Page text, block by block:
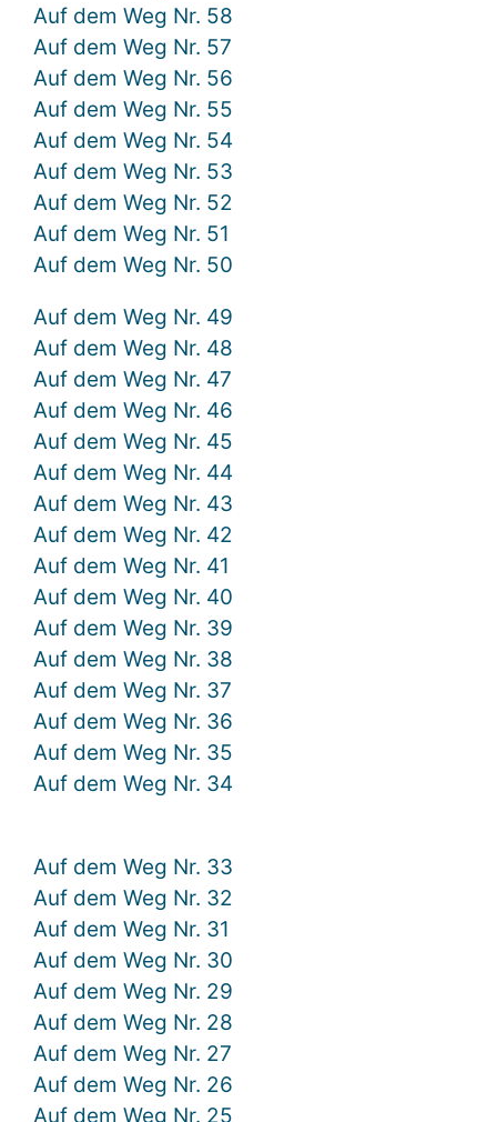
Auf dem Weg Nr. 58
Auf dem Weg Nr. 57
Auf dem Weg Nr. 56
Auf dem Weg Nr. 55
Auf dem Weg Nr. 54
Auf dem Weg Nr. 53
Auf dem Weg Nr. 52
Auf dem Weg Nr. 51
Auf dem Weg Nr. 50
Auf dem Weg Nr. 49
Auf dem Weg Nr. 48
Auf dem Weg Nr. 47
Auf dem Weg Nr. 46
Auf dem Weg Nr. 45
Auf dem Weg Nr. 44
Auf dem Weg Nr. 43
Auf dem Weg Nr. 42
Auf dem Weg Nr. 41
Auf dem Weg Nr. 40
Auf dem Weg Nr. 39
Auf dem Weg Nr. 38
Auf dem Weg Nr. 37
Auf dem Weg Nr. 36
Auf dem Weg Nr. 35
Auf dem Weg Nr. 34
Auf dem Weg Nr. 33
Auf dem Weg Nr. 32
Auf dem Weg Nr. 31
Auf dem Weg Nr. 30
Auf dem Weg Nr. 29
Auf dem Weg Nr. 28
Auf dem Weg Nr. 27
Auf dem Weg Nr. 26
Auf dem Weg Nr. 25